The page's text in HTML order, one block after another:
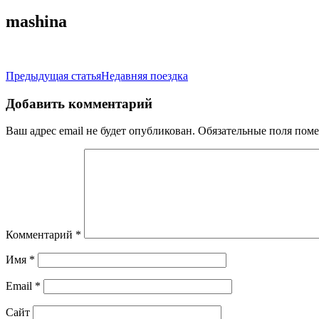
mashina
Навигация
по
записям
Предыдущая статьяНедавняя поездка
Добавить комментарий
Ваш адрес email не будет опубликован. Обязательные поля
Комментарий *
Имя *
Email *
Сайт